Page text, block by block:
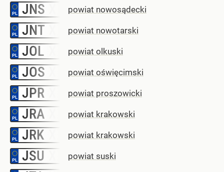
JNS powiat nowosądecki
JNT powiat nowotarski
JOL powiat olkuski
JOS powiat oświęcimski
JPR powiat proszowicki
JRA powiat krakowski
JRK powiat krakowski
JSU powiat suski